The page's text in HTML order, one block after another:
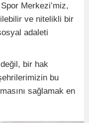
Merkezi’miz,
ve nitelikli bir
adaleti
değil, bir hak
bu
sağlamak en